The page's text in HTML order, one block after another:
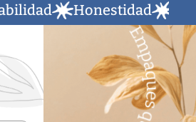
Honestidad